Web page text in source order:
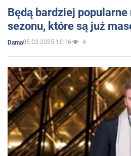
Będą bardziej
sezonu, które są już
Dama05.03.2025 16:16 4